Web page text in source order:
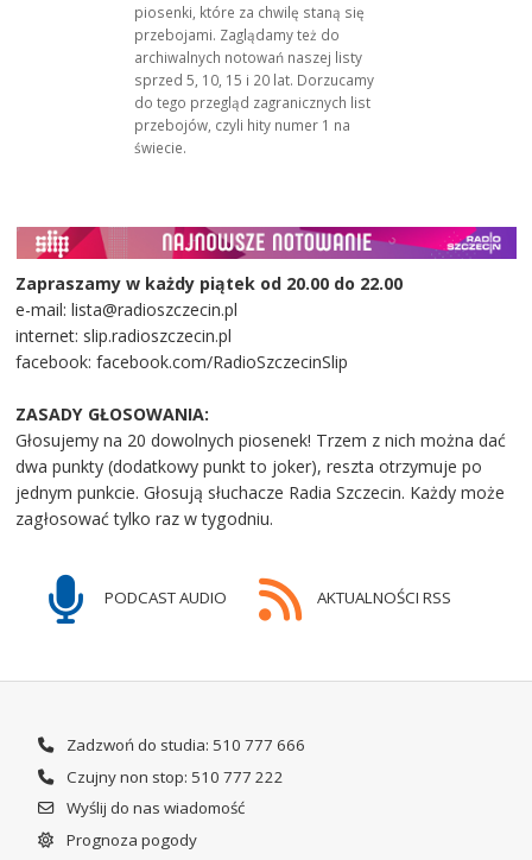
piosenki, które za chwilę staną się
przebojami. Zaglądamy też do
archiwalnych notowań naszej listy
sprzed 5, 10, 15 i 20 lat. Dorzucamy
do tego przegląd zagranicznych list
przebojów, czyli hity numer 1 na
świecie.
Zapraszamy w każdy piątek od 20.00 do 22.00
e-mail: lista@radioszczecin.pl
internet: slip.radioszczecin.pl
facebook: facebook.com/RadioSzczecinSlip
ZASADY GŁOSOWANIA:
Głosujemy na 20 dowolnych piosenek! Trzem z nich można dać
dwa punkty (dodatkowy punkt to joker), reszta otrzymuje po
jednym punkcie. Głosują słuchacze Radia Szczecin. Każdy może
zagłosować tylko raz w tygodniu.
PODCAST AUDIO AKTUALNOŚCI RSS
Zadzwoń do studia: 510 777 666
Czujny non stop: 510 777 222
Wyślij do nas wiadomość
Prognoza pogody